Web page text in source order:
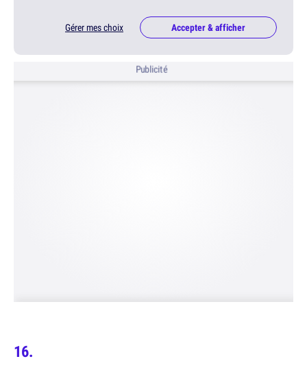
Gérer mes choix Accepter & afficher
Publicité